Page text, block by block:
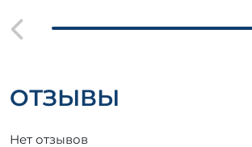
ОТЗЫВЫ
Нет отзывов